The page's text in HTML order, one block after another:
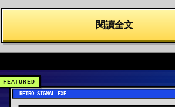
閱讀全文